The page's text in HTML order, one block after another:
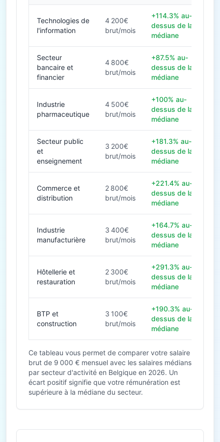
Technologies de
l'information
4 200€
brut/mois
+114.3% au-
dessus de la
médiane
Secteur
bancaire et
financier
4 800€
brut/mois
+87.5% au-
dessus de la
médiane
Industrie
pharmaceutique
4 500€
brut/mois
+100% au-
dessus de la
médiane
Secteur public
et
enseignement
3 200€
brut/mois
+181.3% au-
dessus de la
médiane
Commerce et
distribution
2 800€
brut/mois
+221.4% au-
dessus de la
médiane
Industrie
manufacturière
3 400€
brut/mois
+164.7% au-
dessus de la
médiane
Hôtellerie et
restauration
2 300€
brut/mois
+291.3% au-
dessus de la
médiane
BTP et
construction
3 100€
brut/mois
+190.3% au-
dessus de la
médiane
Ce tableau vous permet de comparer votre salaire
brut de 9 000 € mensuel avec les salaires médians
par secteur d'activité en Belgique en 2026. Un
écart positif signifie que votre rémunération est
supérieure à la médiane du secteur.